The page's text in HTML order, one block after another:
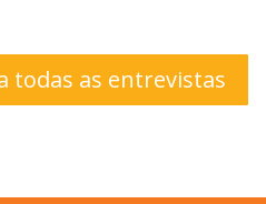
todas as entrevistas